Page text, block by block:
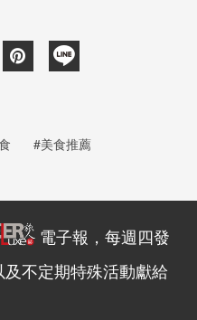
#美食推薦
電子報，每週四發
不定期特殊活動獻給